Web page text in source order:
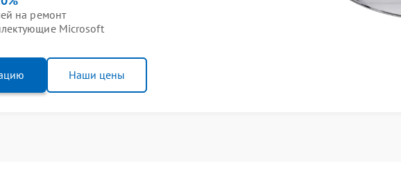
на ремонт
Microsoft
Наши цены